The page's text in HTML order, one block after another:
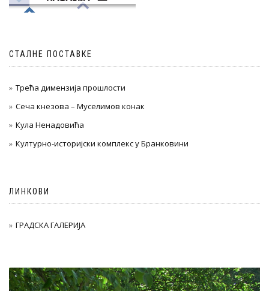
СТАЛНЕ ПОСТАВКЕ
Трећа димензија прошлости
Сеча кнезова – Муселимов конак
Кула Ненадовића
Културно-историјски комплекс у Бранковини
ЛИНКОВИ
ГРАДСКА ГАЛЕРИЈА